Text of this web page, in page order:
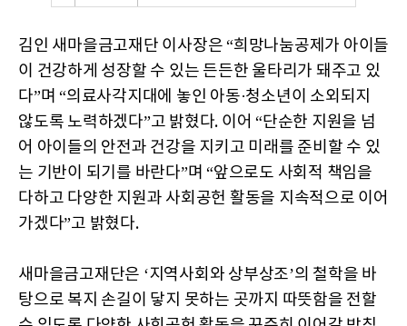
김인 새마을금고재단 이사장은 “희망나눔공제가 아이들
이 건강하게 성장할 수 있는 든든한 울타리가 돼주고 있
다”며 “의료사각지대에 놓인 아동·청소년이 소외되지
않도록 노력하겠다”고 밝혔다. 이어 “단순한 지원을 넘
어 아이들의 안전과 건강을 지키고 미래를 준비할 수 있
는 기반이 되기를 바란다”며 “앞으로도 사회적 책임을
다하고 다양한 지원과 사회공헌 활동을 지속적으로 이어
가겠다”고 밝혔다.
새마을금고재단은 ‘지역사회와 상부상조’의 철학을 바
탕으로 복지 손길이 닿지 못하는 곳까지 따뜻함을 전할